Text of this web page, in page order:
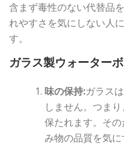
含まず毒性のない代替品
れやすさを気にしない人
す。
ガラス製ウォーター
味の保持:ガラス
しません。つま
保たれます。そ
み物の品質を気